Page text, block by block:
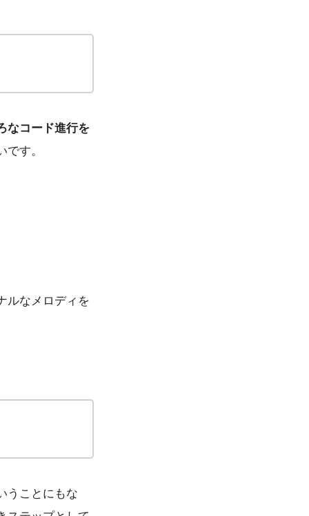
なコード進行を
です。
ルなメロディを
うことにもな